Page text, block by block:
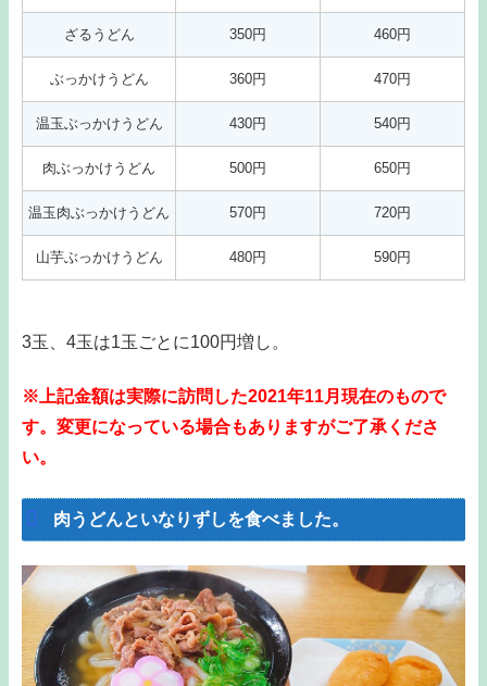
ざるうどん 350円 460円
ぶっかけうどん 360円 470円
温玉ぶっかけうどん 430円 540円
肉ぶっかけうどん 500円 650円
温玉肉ぶっかけうどん 570円 720円
山芋ぶっかけうどん 480円 590円
3玉、4玉は1玉ごとに100円増し。
※上記金額は実際に訪問した2021年11月現在のもので
す。変更になっている場合もありますがご了承くださ
い。
肉うどんといなりずしを食べました。